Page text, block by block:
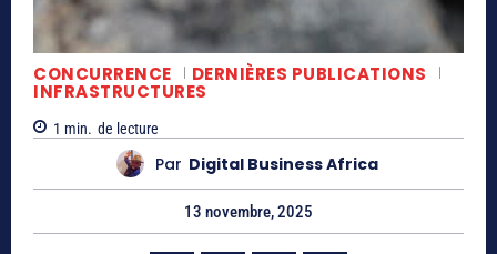
CONCURRENCE DERNIÈRES PUBLICATIONS
INFRASTRUCTURES
1 min. de lecture
Par Digital Business Africa
13 novembre, 2025